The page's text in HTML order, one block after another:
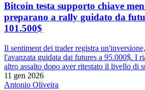
Bitcoin testa supporto chiave
preparano a rally guidato da
101.500$
Il sentiment dei trader registra
l'avanzata guidata dai futures a 95.000$. I
altro assalto dopo aver ritestato il livello di
11 gen 2026
Antonio Oliveira